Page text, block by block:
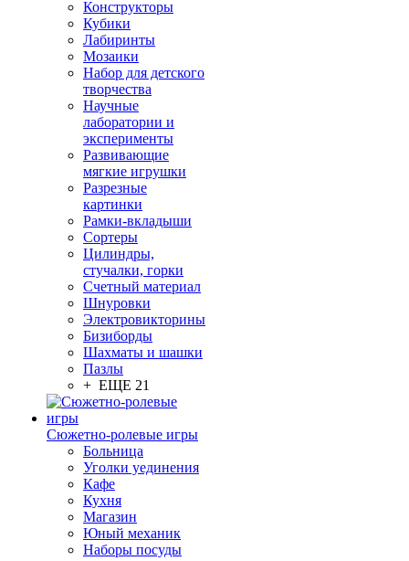
Конструкторы
Кубики
Лабиринты
Мозаики
Набор для детского
творчества
Научные
лаборатории и
эксперименты
Развивающие
мягкие игрушки
Разрезные
картинки
Рамки-вкладыши
Сортеры
Цилиндры,
стучалки, горки
Счетный материал
Шнуровки
Электровикторины
Бизиборды
Шахматы и шашки
Пазлы
+ ЕЩЕ 21
Сюжетно-ролевые игры
Больница
Уголки уединения
Кафе
Кухня
Магазин
Юный механик
Наборы посуды